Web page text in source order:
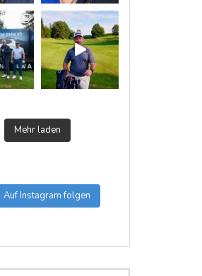
Mehr laden
Auf Instagram folgen